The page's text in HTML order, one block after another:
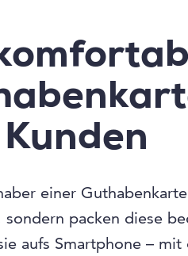
einer
sondern packen diese
aufs Smartphone –